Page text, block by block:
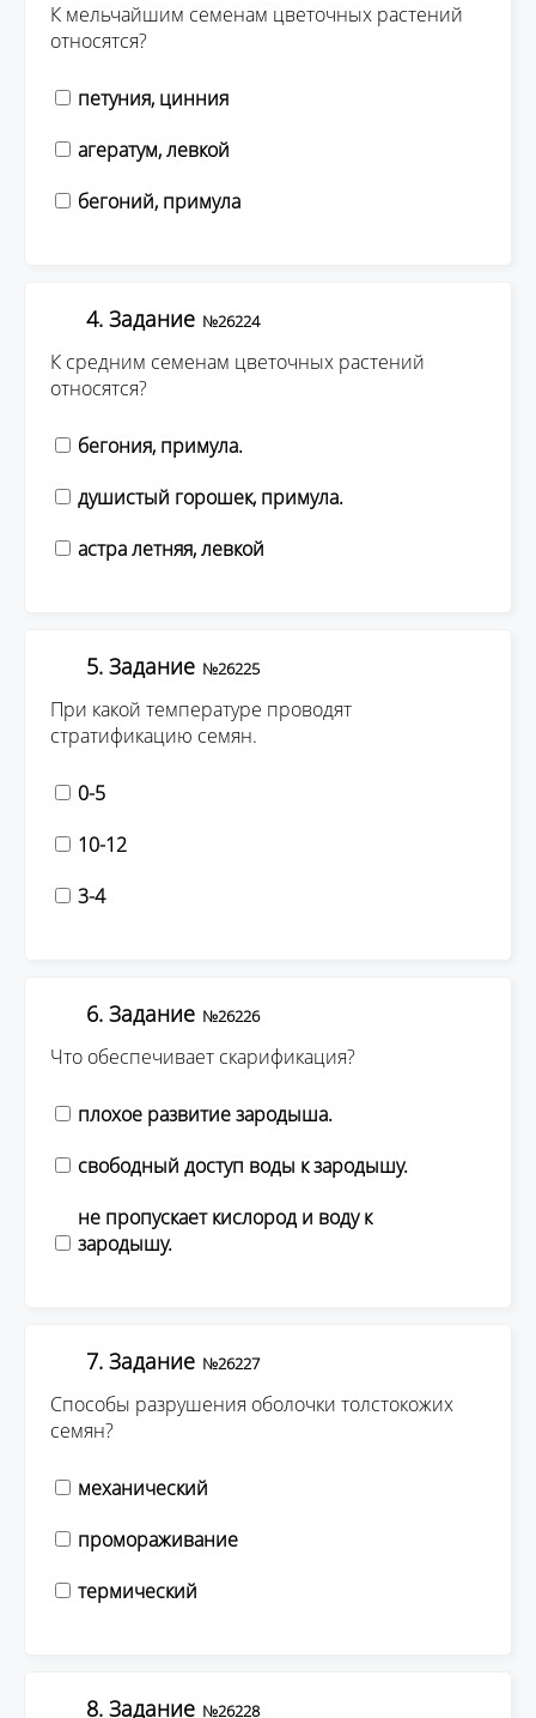
К мельчайшим семенам цветочных растений
относятся?
петуния, цинния
агератум, левкой
бегоний, примула
4. Задание №26224
К средним семенам цветочных растений
относятся?
бегония, примула.
душистый горошек, примула.
астра летняя, левкой
5. Задание №26225
При какой температуре проводят
стратификацию семян.
0-5
10-12
3-4
6. Задание №26226
Что обеспечивает скарификация?
плохое развитие зародыша.
свободный доступ воды к зародышу.
не пропускает кислород и воду к
зародышу.
7. Задание №26227
Способы разрушения оболочки толстокожих
семян?
механический
промораживание
термический
8. Задание №26228